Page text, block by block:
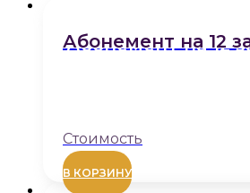
Абонемент на 12
В КОРЗИНУ